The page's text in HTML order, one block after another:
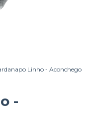
Linho - Aconchego
-